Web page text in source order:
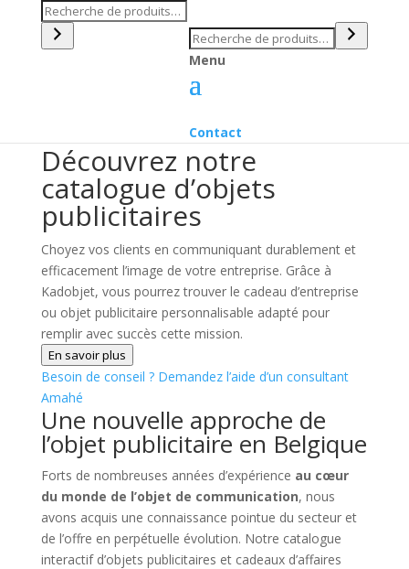
Recherche
Menu
Contact
Recherche
Découvrez notre
catalogue d’objets
publicitaires
Choyez vos clients en communiquant durablement et
efficacement l’image de votre entreprise. Grâce à
Kadobjet, vous pourrez trouver le cadeau d’entreprise
ou objet publicitaire personnalisable adapté pour
remplir avec succès cette mission.
En savoir plus
Besoin de conseil ? Demandez l’aide d’un consultant
Amahé
Une nouvelle approche de
l’objet publicitaire en Belgique
Forts de nombreuses années d’expérience au cœur
du monde de l’objet de communication, nous
avons acquis une connaissance pointue du secteur et
de l’offre en perpétuelle évolution. Notre catalogue
interactif d’objets publicitaires et cadeaux d’affaires